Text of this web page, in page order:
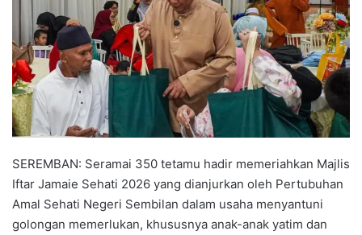
e
m
a
SEREMBAN: Seramai 350 tetamu hadir memeriahkan Majlis
Iftar Jamaie Sehati 2026 yang dianjurkan oleh Pertubuhan
Amal Sehati Negeri Sembilan dalam usaha menyantuni
golongan memerlukan, khususnya anak-anak yatim dan